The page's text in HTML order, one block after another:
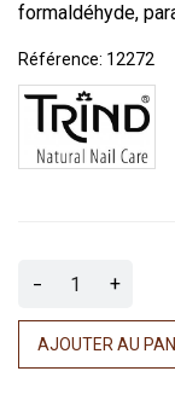
formaldéhyde,
Référence: 12272
- +
AJOUTER AU